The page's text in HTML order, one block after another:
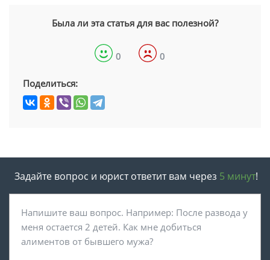
Была ли эта статья для вас полезной?
0 0
Поделиться:
Задайте вопрос и юрист ответит вам через 5 минут!